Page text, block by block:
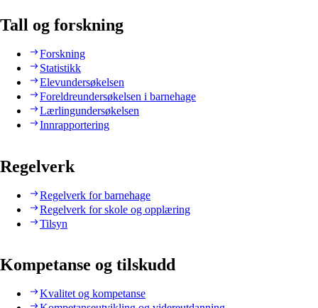
Tall og forskning
Forskning
Statistikk
Elevundersøkelsen
Foreldreundersøkelsen i barnehage
Lærlingundersøkelsen
Innrapportering
Regelverk
Regelverk for barnehage
Regelverk for skole og opplæring
Tilsyn
Kompetanse og tilskudd
Kvalitet og kompetanse